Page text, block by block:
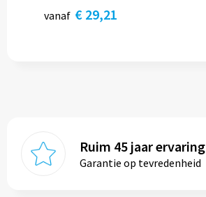
vanaf € 29,21
Ruim 45 jaar ervaring
Garantie op tevredenheid